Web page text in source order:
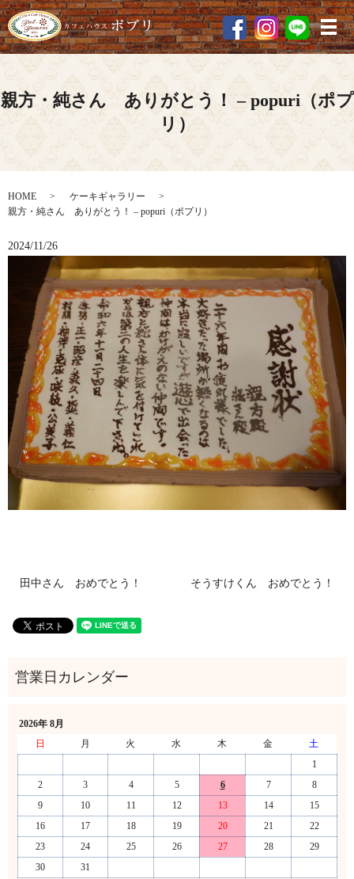
メ
親方・純さん ありがとう！ – popuri（ポプ
リ）
HOME
ケーキギャラリー
親方・純さん ありがとう！ – popuri（ポプリ）
2024/11/26
田中さん おめでとう！ そうすけくん おめでとう！
2026年 8月
日
月 火 水 木 金
土
1
2
3 4 5 6 7
8
9
10 11 12 13 14
15
16
17 18 19 20 21
22
23
24 25 26 27 28
29
30
31